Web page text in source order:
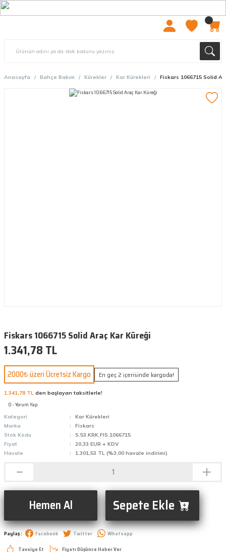
Anasayfa Bahçe Bakım Kürekler Kar Kürekleri Fiskars 1066715 Solid
Fiskars 1066715 Solid Araç Kar Küreği
1.341,78 TL
2000₺ üzeri Ücretsiz Kargo En geç 2 içerisinde kargoda!
1.341,78 TL den başlayan taksitlerle!
0 - Yorum Yap
Kategori
Kar Kürekleri
Marka
Fiskars
Stok Kodu
S.53.KRK.FIS.1066715
Fiyat
20,33 EUR + KDV
Havale
1.301,53 TL (%3,00 havale indirimi)
Hemen Al Sepete Ekle
Paylaş : Facebook Twitter
Whatsapp
Tavsiye Et
Fiyatı Düşünce Haber Ver